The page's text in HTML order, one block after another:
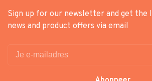
Sign up for our newsletter and get the
news and product offers via email